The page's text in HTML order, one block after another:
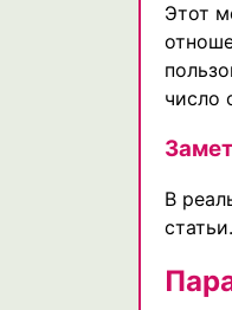
Этот
число
В
статьи.